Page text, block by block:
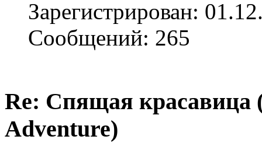
Зарегистрирован:
Сообщений: 265
Re: Спящая красавица
Adventure)